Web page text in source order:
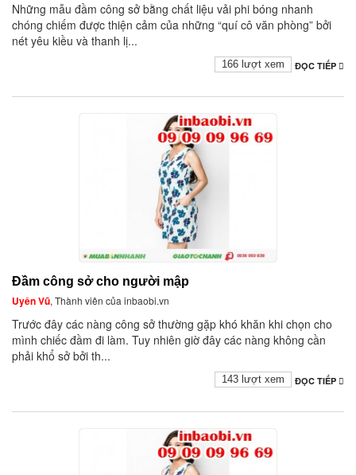
Những mẫu đầm công sở bằng chất liệu vải phi bóng nhanh
chóng chiếm được thiện cảm của những “quí cô văn phòng” bởi
nét yêu kiều và thanh lị...
ĐỌC TIẾP
166 lượt xem
Đầm công sở cho người mập
Uyên Vũ, Thành viên của inbaobi.vn
Trước đây các nàng công sở thường gặp khó khăn khi chọn cho
mình chiếc đầm đi làm. Tuy nhiên giờ đây các nàng không cần
phải khổ sở bởi th...
ĐỌC TIẾP
143 lượt xem